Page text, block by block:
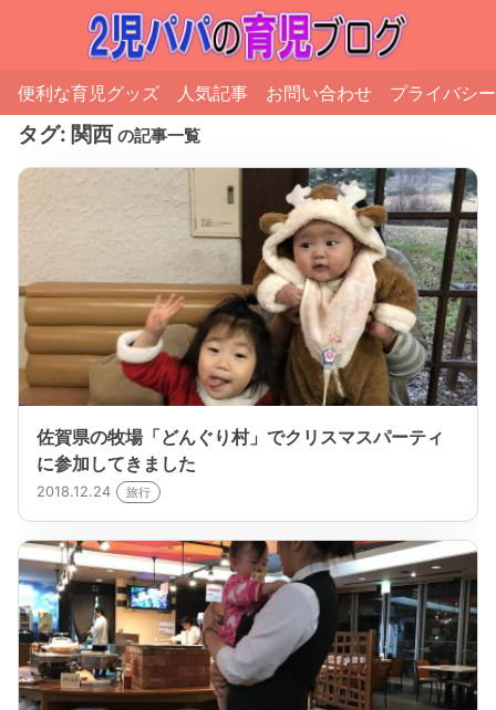
便利な育児グッズ 人気記事 お問い合わせ プライバシ
タグ: 関西 の記事一覧
佐賀県の牧場「どんぐり村」でクリスマスパーティ
に参加してきました
2018.12.24 旅行